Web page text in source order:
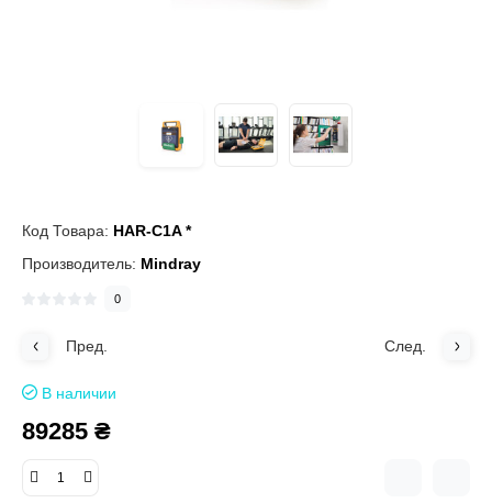
Код Товара: HAR-C1A *
Производитель: Mindray
0
Пред. След.
В наличии
89285 ₴